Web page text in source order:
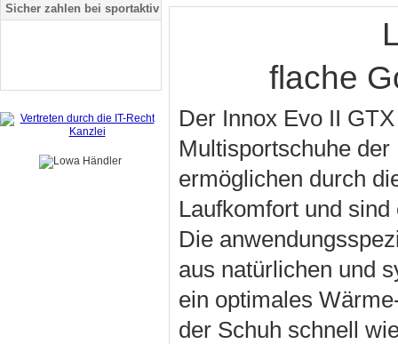
flache
Der Innox Evo II
Multisportschuhe
ermöglichen durch
Laufkomfort und
Die
aus natürlichen und
ein optimales
der Schuh schnell
Sicher zahlen bei sportaktiv